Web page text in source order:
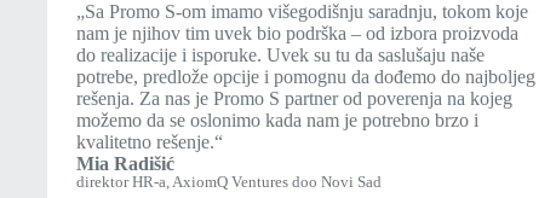
„Sa Promo S-om imamo višegodišnju saradnju, tokom koje
nam je njihov tim uvek bio podrška – od izbora proizvoda
do realizacije i isporuke. Uvek su tu da saslušaju naše
potrebe, predlože opcije i pomognu da dođemo do najboljeg
rešenja. Za nas je Promo S partner od poverenja na kojeg
možemo da se oslonimo kada nam je potrebno brzo i
kvalitetno rešenje.“
Mia Radišić
direktor HR-a, AxiomQ Ventures doo Novi Sad